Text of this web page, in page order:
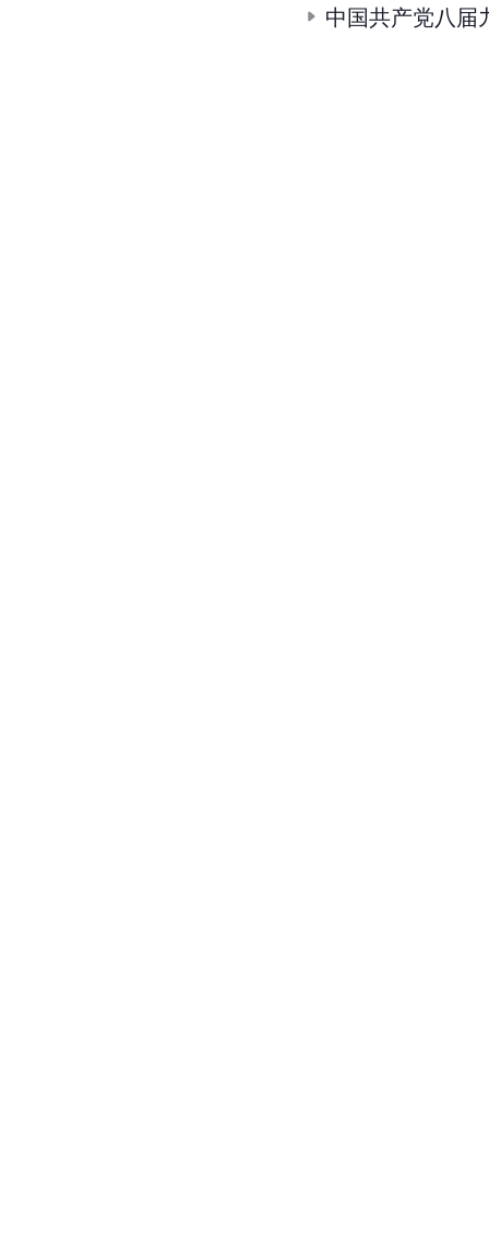
中国共产党八届